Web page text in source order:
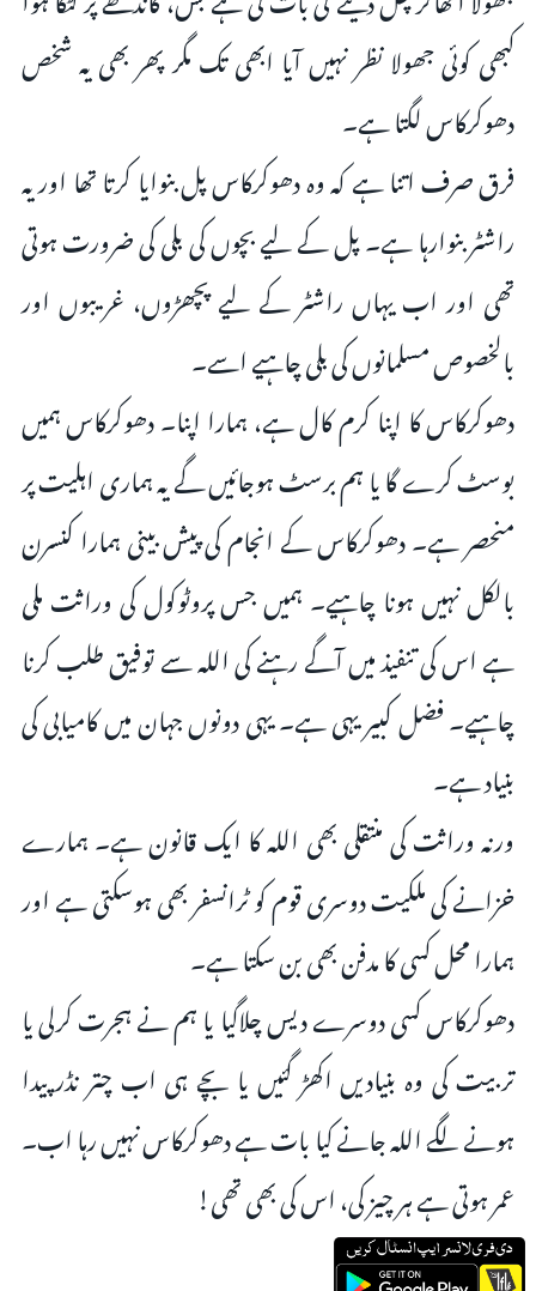
کبھی کوئی جھولا نظر نہیں آیا ابھی تک مگر پھر بھی یہ شخص
دھوکرکاس لگتا ہے۔
فرق صرف اتنا ہے کہ وہ دھوکرکاس پل بنوایا کرتا تھا اور یہ
راشٹر بنوارہا ہے۔ پل کے لیے بچوں کی بلی کی ضرورت ہوتی
تھی اور اب یہاں راشٹر کے لیے پچھڑوں، غریبوں اور
بالخصوص مسلمانوں کی بلی چاہیے اسے‌۔
دھوکرکاس کا اپنا کرم کال ہے، ہمارا اپنا۔ دھوکرکاس ہمیں
بوسٹ کرے گا یا ہم برسٹ ہوجائیں گے یہ ہماری اہلیت پر
منحصر ہے۔ دھوکرکاس کے انجام کی پیش بینی ہمارا کنسرن
بالکل نہیں ہونا چاہیے۔ ہمیں جس پروٹوکول کی وراثت ملی
ہے اس کی تنفیذ میں آگے رہنے کی اللہ سے توفیق طلب کرنا
چاہیے۔ فضل کبیر یہی ہے۔ یہی دونوں جہان میں کامیابی کی
بنیاد ہے۔
ورنہ وراثت کی منتقلی بھی اللہ کا ایک قانون ہے۔ ہمارے
خزانے‌ کی ملکیت دوسری قوم کو ٹرانسفر بھی ہوسکتی ہے اور
ہمارا محل کسی کا مدفن بھی بن سکتا ہے۔
دھوکرکاس کسی دوسرے دیس چلاگیا یا ہم نے ہجرت کرلی یا
تربیت کی وہ بنیادیں اکھڑ گئیں یا بچے ہی اب چتر نڈر پیدا
ہونے لگے اللہ جانے کیا بات ہے دھوکرکاس نہیں رہا اب۔
عمر ہوتی ہے ہر چیز کی، اس کی بھی تھی!